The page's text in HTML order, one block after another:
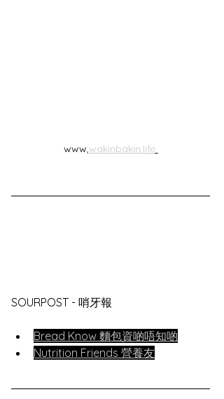
www,wakinbakin.life
SOURPOST - 哨牙報
Bread Know 麵包資啲唔知啲
Nutrition Friends 營養友